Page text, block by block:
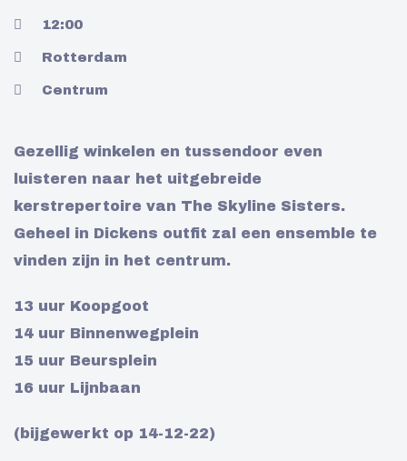
12:00
Rotterdam
Centrum
Gezellig winkelen en tussendoor even
luisteren naar het uitgebreide
kerstrepertoire van The Skyline Sisters.
Geheel in Dickens outfit zal een ensemble te
vinden zijn in het centrum.
13 uur Koopgoot
14 uur Binnenwegplein
15 uur Beursplein
16 uur Lijnbaan
(bijgewerkt op 14-12-22)